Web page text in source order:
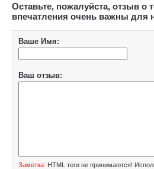
Оставьте, пожалуйста, отзыв о
впечатления очень важны для
Ваше Имя:
Ваш отзыв:
Заметка: HTML теги не принимаются!